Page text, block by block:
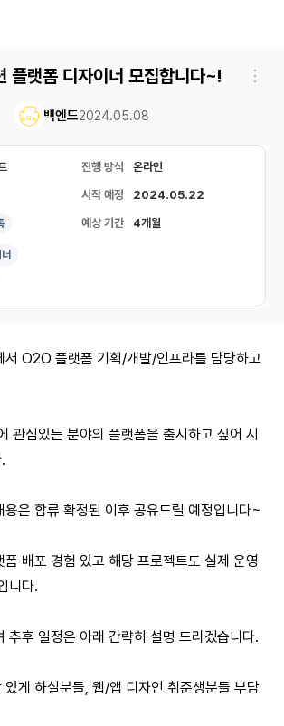
플랫폼 디자이너 모집합니다~!
백엔드2024.05.08
진행 방식 온라인
시작 예정 2024.05.22
예상 기간 4개월
서 O2O 플랫폼 기획/개발/인프라를 담당하고
관심있는 분야의 플랫폼을 출시하고 싶어 시
용은 합류 확정된 이후 공유드릴 예정입니다~
배포 경험 있고 해당 프로젝트도 실제 운영
니다.
추후 일정은 아래 간략히 설명 드리겠습니다.
있게 하실분들, 웹/앱 디자인 취준생분들 부담